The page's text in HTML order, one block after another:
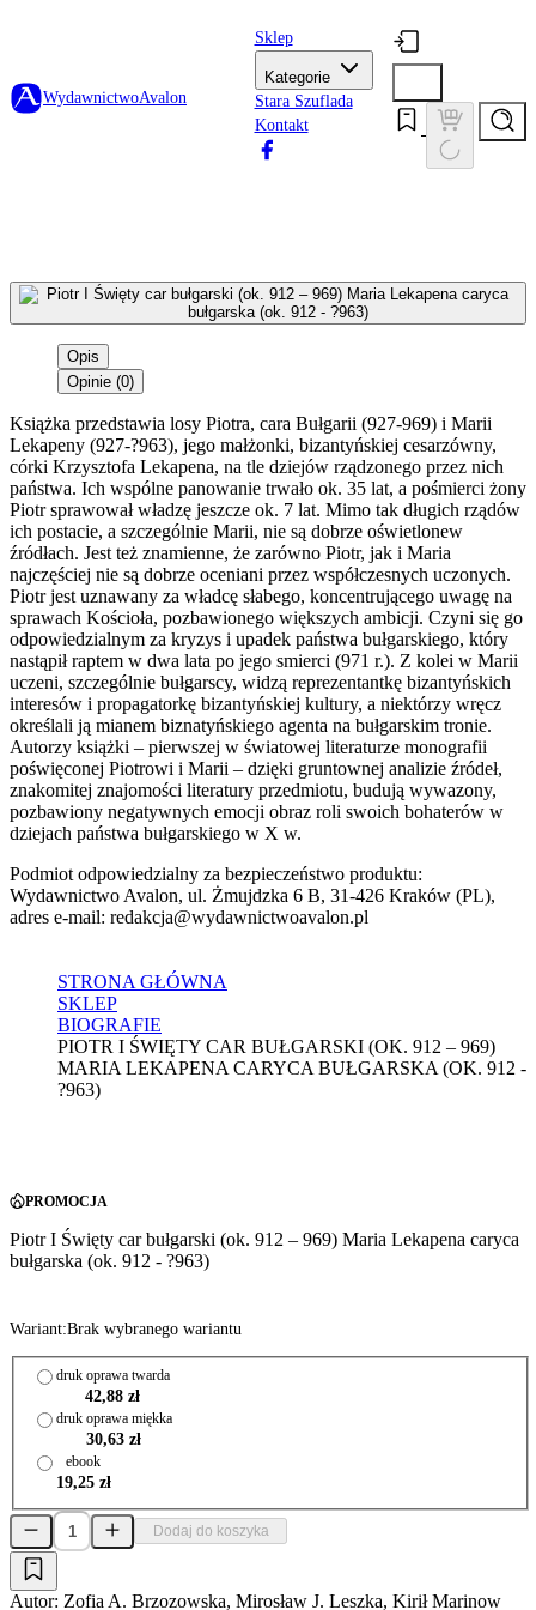
WydawnictwoAvalon
Sklep
Kategorie
Stara Szuflada
Kontakt
Opis
Opinie (0)
Książka przedstawia losy Piotra, cara Bułgarii (927-969) i Marii
Lekapeny (927-?963), jego małżonki, bizantyńskiej cesarzówny,
córki Krzysztofa Lekapena, na tle dziejów rządzonego przez nich
państwa. Ich wspólne panowanie trwało ok. 35 lat, a pośmierci żony
Piotr sprawował władzę jeszcze ok. 7 lat. Mimo tak długich rządów
ich postacie, a szczególnie Marii, nie są dobrze oświetlonew
źródłach. Jest też znamienne, że zarówno Piotr, jak i Maria
najczęściej nie są dobrze oceniani przez współczesnych uczonych.
Piotr jest uznawany za władcę słabego, koncentrującego uwagę na
sprawach Kościoła, pozbawionego większych ambicji. Czyni się go
odpowiedzialnym za kryzys i upadek państwa bułgarskiego, który
nastąpił raptem w dwa lata po jego smierci (971 r.). Z kolei w Marii
uczeni, szczególnie bułgarscy, widzą reprezentantkę bizantyńskich
interesów i propagatorkę bizantyńskiej kultury, a niektórzy wręcz
określali ją mianem biznatyńskiego agenta na bułgarskim tronie.
Autorzy książki – pierwszej w światowej literaturze monografii
poświęconej Piotrowi i Marii – dzięki gruntownej analizie źródeł,
znakomitej znajomości literatury przedmiotu, budują wywazony,
pozbawiony negatywnych emocji obraz roli swoich bohaterów w
dziejach państwa bułgarskiego w X w.
Podmiot odpowiedzialny za bezpieczeństwo produktu:
Wydawnictwo Avalon, ul. Żmujdzka 6 B, 31-426 Kraków (PL),
adres e-mail: redakcja@wydawnictwoavalon.pl
STRONA GŁÓWNA
SKLEP
BIOGRAFIE
PIOTR I ŚWIĘTY CAR BUŁGARSKI (OK. 912 – 969)
MARIA LEKAPENA CARYCA BUŁGARSKA (OK. 912 -
?963)
PROMOCJA
Piotr I Święty car bułgarski (ok. 912 – 969) Maria Lekapena caryca
bułgarska (ok. 912 - ?963)
Wariant:Brak wybranego wariantu
druk oprawa twarda
42,88 zł
druk oprawa miękka
30,63 zł
ebook
19,25 zł
Dodaj do koszyka
Autor: Zofia A. Brzozowska, Mirosław J. Leszka, Kirił Marinow